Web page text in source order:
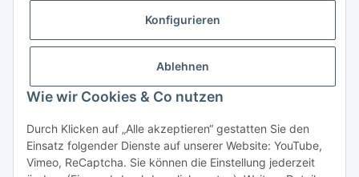
Konfigurieren
Ablehnen
Wie wir Cookies & Co nutzen
Durch Klicken auf „Alle akzeptieren“ gestatten Sie den
Einsatz folgender Dienste auf unserer Website: YouTube,
Vimeo, ReCaptcha. Sie können die Einstellung jederzeit
Gesetzliche Informationen
Vertrag widerrufen